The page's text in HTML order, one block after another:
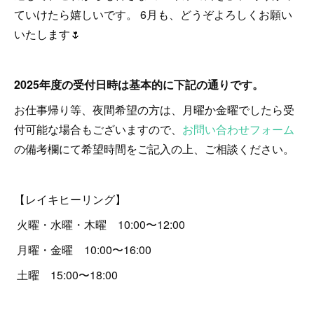
ていけたら嬉しいです。 6月も、どうぞよろしくお願い
いたします🌷
2025年度の受付日時は基本的に下記の通りです。
お仕事帰り等、夜間希望の方は、月曜か金曜でしたら受
付可能な場合もございますので、 お問い合わせフォーム
の備考欄にて希望時間をご記入の上、ご相談ください。
【レイキヒーリング】
火曜・水曜・木曜 10:00〜12:00
月曜・金曜 10:00〜16:00
土曜 15:00〜18:00